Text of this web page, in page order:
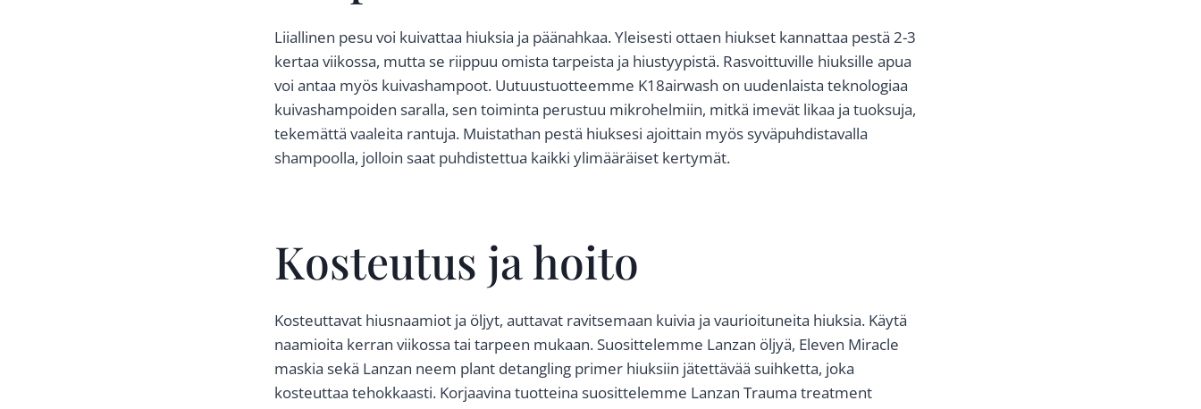
Liiallinen pesu voi kuivattaa hiuksia ja päänahkaa. Yleisesti ottaen hiukset kannattaa pestä 2-3
kertaa viikossa, mutta se riippuu omista tarpeista ja hiustyypistä. Rasvoittuville hiuksille apua
voi antaa myös kuivashampoot. Uutuustuotteemme K18airwash on uudenlaista teknologiaa
kuivashampoiden saralla, sen toiminta perustuu mikrohelmiin, mitkä imevät likaa ja tuoksuja,
tekemättä vaaleita rantuja. Muistathan pestä hiuksesi ajoittain myös syväpuhdistavalla
shampoolla, jolloin saat puhdistettua kaikki ylimääräiset kertymät.
Kosteutus ja hoito
Kosteuttavat hiusnaamiot ja öljyt, auttavat ravitsemaan kuivia ja vaurioituneita hiuksia. Käytä
naamioita kerran viikossa tai tarpeen mukaan. Suosittelemme Lanzan öljyä, Eleven Miracle
maskia sekä Lanzan neem plant detangling primer hiuksiin jätettävää suihketta, joka
kosteuttaa tehokkaasti. Korjaavina tuotteina suosittelemme Lanzan Trauma treatment